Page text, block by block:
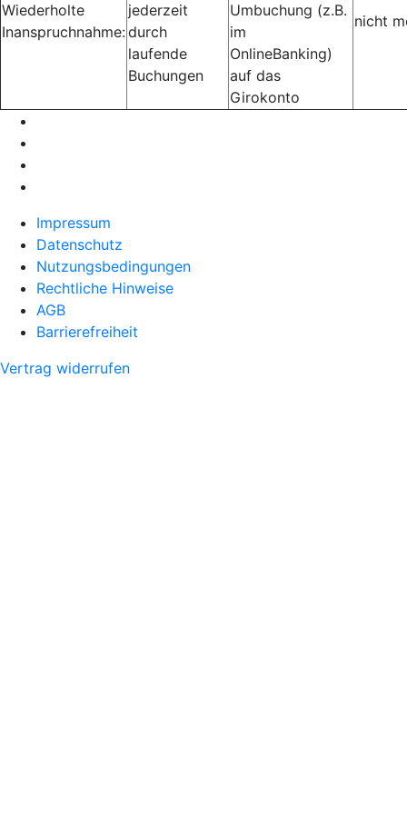
Wiederholte
Inanspruchnahme:
jederzeit
durch
laufende
Buchungen
Umbuchung (z.B.
im
OnlineBanking)
auf das
Girokonto
nicht
Impressum
Datenschutz
Nutzungsbedingungen
Rechtliche Hinweise
AGB
Barrierefreiheit
Vertrag widerrufen